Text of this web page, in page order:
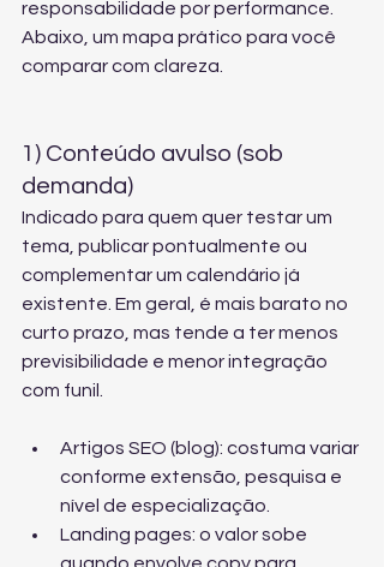
responsabilidade por performance.
Abaixo, um mapa prático para você
comparar com clareza.
1) Conteúdo avulso (sob
demanda)
Indicado para quem quer testar um
tema, publicar pontualmente ou
complementar um calendário já
existente. Em geral, é mais barato no
curto prazo, mas tende a ter menos
previsibilidade e menor integração
com funil.
Artigos SEO (blog): costuma variar
conforme extensão, pesquisa e
nível de especialização.
Landing pages: o valor sobe